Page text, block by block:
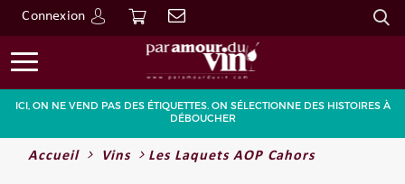
Connexion
Go
ICI, ON NE VEND PAS DES ÉTIQUETTES. ON SÉLECTIONNE DES HISTOIRES À
DÉBOUCHER
Accueil Vins Les Laquets AOP Cahors